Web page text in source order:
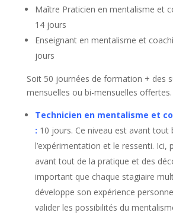
Maître Praticien en mentalisme et
14 jours
Enseignant en mentalisme et
jours
Soit 50 journées de formation + des
mensuelles ou bi-mensuelles offertes.
Technicien en mentalisme et
: 10 jours. Ce niveau est avant tout
l’expérimentation et le ressenti. Ici,
avant tout de la pratique et des
important que chaque stagiaire
développe son expérience
valider les possibilités du
Inscrivez-vous
maintenantà notre
gratuite & recevez
de bienvenue votre
exclusif:
Communiquer par
et se protéger des